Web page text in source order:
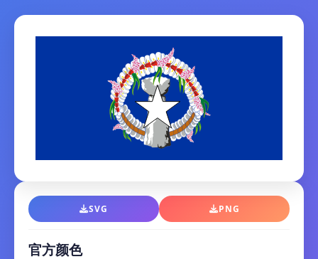
SVG PNG
官方颜色